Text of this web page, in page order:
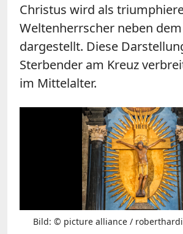
Christus wird als
Weltenherrscher neben
dargestellt. Diese
Sterbender am Kreuz
im Mittelalter.
Bild: © picture alliance /